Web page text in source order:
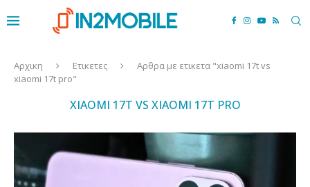
Αρχικη Ετικετες
Αρθρα με ετικετα "xiaomi 17t vs
xiaomi 17t pro"
XIAOMI 17T VS XIAOMI 17T PRO